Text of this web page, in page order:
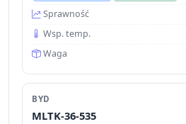
Sprawność
Wsp. temp.
Waga
BYD
MLTK-36-535